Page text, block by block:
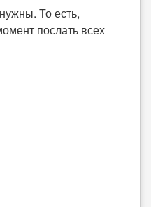
То есть,
послать всех